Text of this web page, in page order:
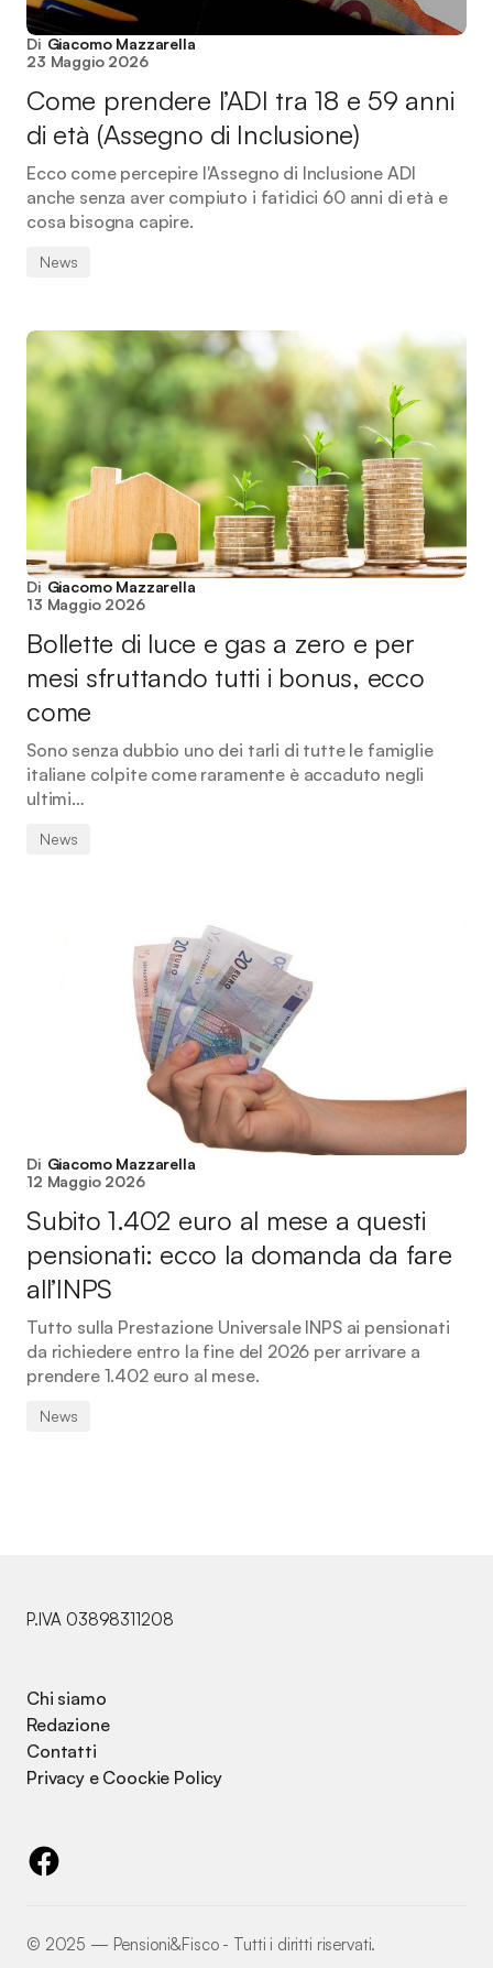
Di Giacomo Mazzarella
23 Maggio 2026
Come prendere l’ADI tra 18 e 59 anni
di età (Assegno di Inclusione)
Ecco come percepire l'Assegno di Inclusione ADI
anche senza aver compiuto i fatidici 60 anni di età e
cosa bisogna capire.
News
Di Giacomo Mazzarella
13 Maggio 2026
Bollette di luce e gas a zero e per
mesi sfruttando tutti i bonus, ecco
come
Sono senza dubbio uno dei tarli di tutte le famiglie
italiane colpite come raramente è accaduto negli
ultimi…
News
Di Giacomo Mazzarella
12 Maggio 2026
Subito 1.402 euro al mese a questi
pensionati: ecco la domanda da fare
all’INPS
Tutto sulla Prestazione Universale INPS ai pensionati
da richiedere entro la fine del 2026 per arrivare a
prendere 1.402 euro al mese.
News
P.IVA 03898311208
Chi siamo
Redazione
Contatti
Privacy e Coockie Policy
©️ 2025 — Pensioni&Fisco - Tutti i diritti riservati.